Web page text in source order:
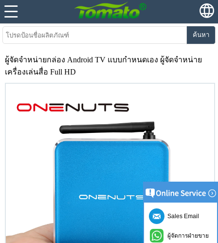
ค้นหา
ผู้จัดจำหน่ายกล่อง Android TV แบบกำหนดเอง ผู้จัดจำหน่าย
เครื่องเล่นสื่อ Full HD
Sales Email
ผู้จัดการฝ่ายขาย